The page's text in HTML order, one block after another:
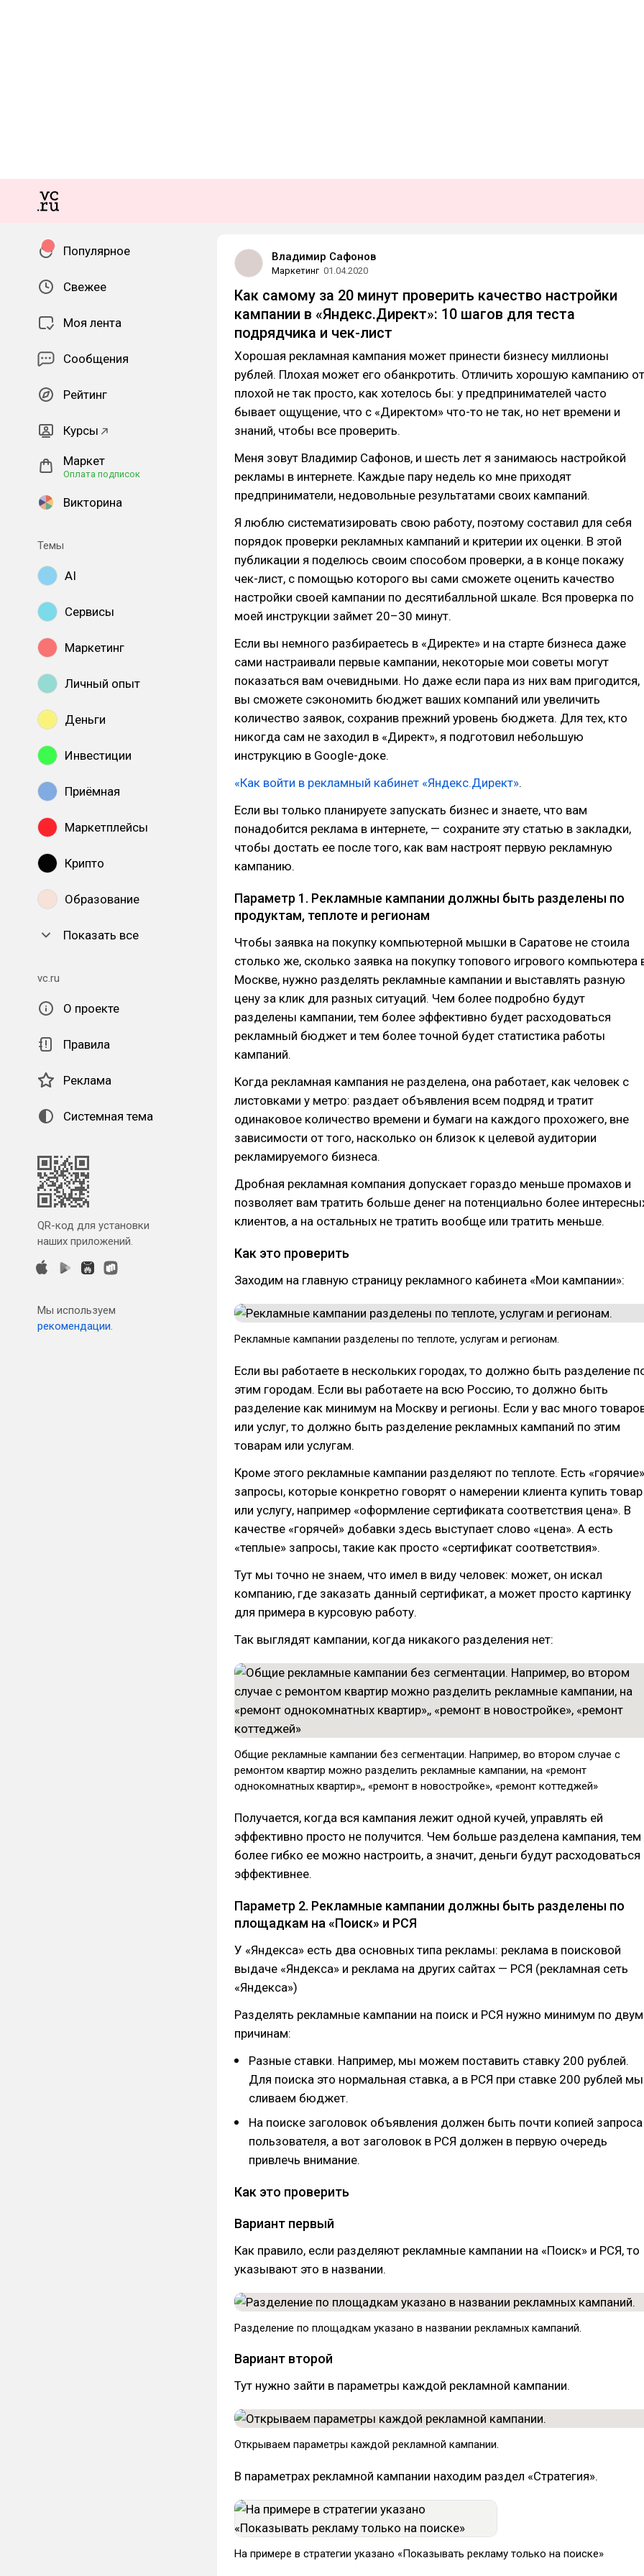
Популярное
Свежее
Моя лента
Сообщения
Рейтинг
Курсы
Маркет
Оплата подписок
Викторина
Темы
AI
Сервисы
Маркетинг
Личный опыт
Деньги
Инвестиции
Приёмная
Маркетплейсы
Крипто
Образование
Показать все
vc.ru
О проекте
Правила
Реклама
Системная тема
QR-код для установки
наших приложений.
Мы используем
рекомендации.
Владимир Сафонов
Маркетинг 01.04.2020
Как самому за 20 минут проверить качество настройки
кампании в «Яндекс.Директ»: 10 шагов для теста
подрядчика и чек-лист
Хорошая рекламная кампания может принести бизнесу миллионы
рублей. Плохая может его обанкротить. Отличить хорошую кампанию от
плохой не так просто, как хотелось бы: у предпринимателей часто
бывает ощущение, что с «Директом» что-то не так, но нет времени и
знаний, чтобы все проверить.
Меня зовут Владимир Сафонов, и шесть лет я занимаюсь настройкой
рекламы в интернете. Каждые пару недель ко мне приходят
предприниматели, недовольные результатами своих кампаний.
Я люблю систематизировать свою работу, поэтому составил для себя
порядок проверки рекламных кампаний и критерии их оценки. В этой
публикации я поделюсь своим способом проверки, а в конце покажу
чек-лист, с помощью которого вы сами сможете оценить качество
настройки своей кампании по десятибалльной шкале. Вся проверка по
моей инструкции займет 20–30 минут.
Если вы немного разбираетесь в «Директе» и на старте бизнеса даже
сами настраивали первые кампании, некоторые мои советы могут
показаться вам очевидными. Но даже если пара из них вам пригодится,
вы сможете сэкономить бюджет ваших компаний или увеличить
количество заявок, сохранив прежний уровень бюджета. Для тех, кто
никогда сам не заходил в «Директ», я подготовил небольшую
инструкцию в Google-доке.
«Как войти в рекламный кабинет «Яндекс.Директ».
Если вы только планируете запускать бизнес и знаете, что вам
понадобится реклама в интернете, — сохраните эту статью в закладки,
чтобы достать ее после того, как вам настроят первую рекламную
кампанию.
Параметр 1. Рекламные кампании должны быть разделены по
продуктам, теплоте и регионам
Чтобы заявка на покупку компьютерной мышки в Саратове не стоила
столько же, сколько заявка на покупку топового игрового компьютера
Москве, нужно разделять рекламные кампании и выставлять разную
цену за клик для разных ситуаций. Чем более подробно будут
разделены кампании, тем более эффективно будет расходоваться
рекламный бюджет и тем более точной будет статистика работы
кампаний.
Когда рекламная кампания не разделена, она работает, как человек с
листовками у метро: раздает объявления всем подряд и тратит
одинаковое количество времени и бумаги на каждого прохожего, вне
зависимости от того, насколько он близок к целевой аудитории
рекламируемого бизнеса.
Дробная рекламная компания допускает гораздо меньше промахов и
позволяет вам тратить больше денег на потенциально более
клиентов, а на остальных не тратить вообще или тратить меньше.
Как это проверить
Заходим на главную страницу рекламного кабинета «Мои кампании»:
​Рекламные кампании разделены по теплоте, услугам и регионам.
Если вы работаете в нескольких городах, то должно быть разделение
этим городам. Если вы работаете на всю Россию, то должно быть
разделение как минимум на Москву и регионы. Если у вас много
или услуг, то должно быть разделение рекламных кампаний по этим
товарам или услугам.
Кроме этого рекламные кампании разделяют по теплоте. Есть «горячие»
запросы, которые конкретно говорят о намерении клиента купить товар
или услугу, например «оформление сертификата соответствия цена». В
качестве «горячей» добавки здесь выступает слово «цена». А есть
«теплые» запросы, такие как просто «сертификат соответствия».
Тут мы точно не знаем, что имел в виду человек: может, он искал
компанию, где заказать данный сертификат, а может просто картинку
для примера в курсовую работу.
Так выглядят кампании, когда никакого разделения нет:
​Общие рекламные кампании без сегментации. Например, во втором случае с
ремонтом квартир можно разделить рекламные кампании, на «ремонт
однокомнатных квартир»,, «ремонт в новостройке», «ремонт коттеджей»
Получается, когда вся кампания лежит одной кучей, управлять ей
эффективно просто не получится. Чем больше разделена кампания, тем
более гибко ее можно настроить, а значит, деньги будут расходоваться
эффективнее.
Параметр 2. Рекламные кампании должны быть разделены по
площадкам на «Поиск» и РСЯ
У «Яндекса» есть два основных типа рекламы: реклама в поисковой
выдаче «Яндекса» и реклама на других сайтах — РСЯ (рекламная сеть
«Яндекса»)
Разделять рекламные кампании на поиск и РСЯ нужно минимум по двум
причинам:
Разные ставки. Например, мы можем поставить ставку 200 рублей.
Для поиска это нормальная ставка, а в РСЯ при ставке 200 рублей мы
сливаем бюджет.
На поиске заголовок объявления должен быть почти копией запроса
пользователя, а вот заголовок в РСЯ должен в первую очередь
привлечь внимание.
Как это проверить
Вариант первый
Как правило, если разделяют рекламные кампании на «Поиск» и РСЯ, то
указывают это в названии.
​Разделение по площадкам указано в названии рекламных кампаний.
Вариант второй
Тут нужно зайти в параметры каждой рекламной кампании.
​Открываем параметры каждой рекламной кампании.
В параметрах рекламной кампании находим раздел «Стратегия».
На примере в стратегии указано «Показывать рекламу только на поиске»